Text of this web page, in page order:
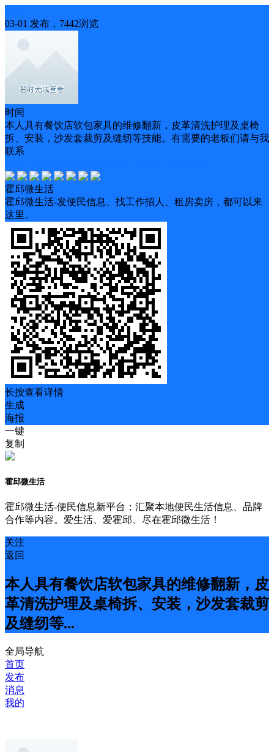
03-01 发布，7442浏览
时间
本人具有餐饮店软包家具的维修翻新，皮革清洗护理及桌椅
拆、安装，沙发套裁剪及缝纫等技能。有需要的老板们请与我
联系
霍邱微生活
霍邱微生活-发便民信息、找工作招人、租房卖房，都可以来
这里。
长按查看详情
生成
海报
一键
复制
霍邱微生活
霍邱微生活-便民信息新平台；汇聚本地便民生活信息、品牌
合作等内容。爱生活、爱霍邱、尽在霍邱微生活！
关注
返回
本人具有餐饮店软包家具的维修翻新，皮
革清洗护理及桌椅拆、安装，沙发套裁剪
及缝纫等...
全局导航
首页
发布
消息
我的